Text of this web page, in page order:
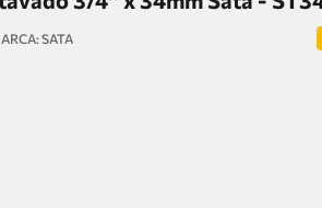
SATA